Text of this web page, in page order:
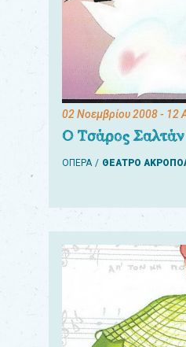
02 Νοεμβρίου 2008- 12
Ο Τσάρος Σαλτάν
ΟΠΕΡΑ ΘΕΑΤΡΟ